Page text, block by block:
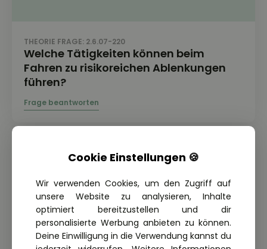
THEORIE FRAGE: 2.6.07-220
Welche Tätigkeiten können beim
Fahren zu risikoreichen Ablenkungen
führen?
Cookie Einstellungen 🍪
Wir verwenden Cookies, um den Zugriff auf
unsere Website zu analysieren, Inhalte
optimiert bereitzustellen und dir
personalisierte Werbung anbieten zu können.
Deine Einwilligung in die Verwendung kannst du